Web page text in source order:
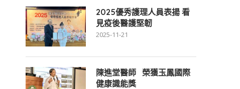
2025優秀護理人員表揚 看
見疫後醫護堅韌
2025-11-21
陳進堂醫師 榮獲玉鳳國際
健康識能獎